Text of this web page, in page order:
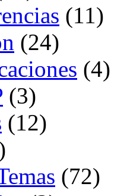
(11)
(24)
(4)
(3)
(12)
(72)